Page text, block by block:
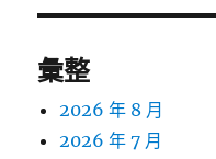
彙整
2026 年 8 月
2026 年 7 月